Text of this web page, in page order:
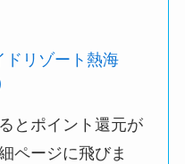
ドリゾート熱海
とポイント還元が
ページに飛びま